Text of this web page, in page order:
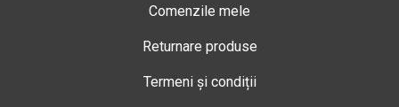
Comenzile mele
Returnare produse
Termeni și condiții